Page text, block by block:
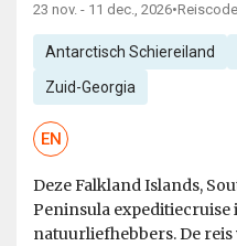
23 nov. - 11 dec., 2026•
Antarctisch Schiereiland
Zuid-Georgia
EN
Deze Falkland Islands,
Peninsula
natuurliefhebbers. De